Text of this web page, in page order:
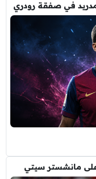
في صفقة رودري
مانشستر سيتي